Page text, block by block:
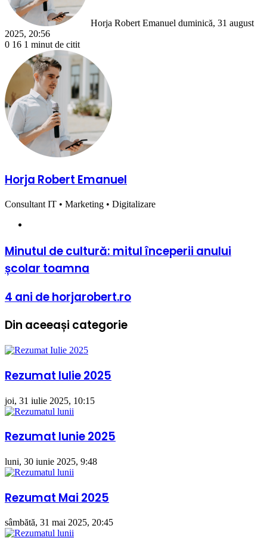
Horja Robert Emanuel duminică, 31 august
2025, 20:56
0 16 1 minut de citit
Horja Robert Emanuel
Consultant IT • Marketing • Digitalizare
Minutul
de
cultură:
mitul
începerii
anului
toamna
Minutul de cultură: mitul începerii anului
școlar toamna
4
ani
horjarobert.ro
4 ani de horjarobert.ro
Din aceeași categorie
Rezumat Iulie 2025
joi, 31 iulie 2025, 10:15
Rezumat Iunie 2025
luni, 30 iunie 2025, 9:48
Rezumat Mai 2025
sâmbătă, 31 mai 2025, 20:45